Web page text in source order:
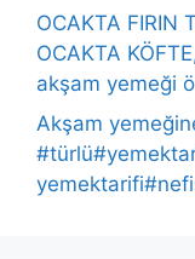
OCAKTA FIRIN
OCAKTA
akşam yemeği
Akşam